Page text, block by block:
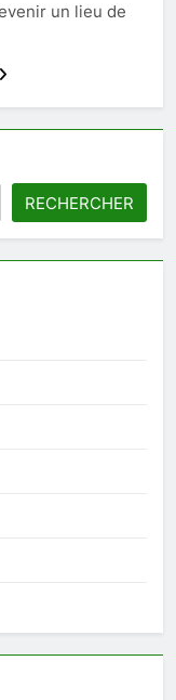
un lieu de
RECHERCHER